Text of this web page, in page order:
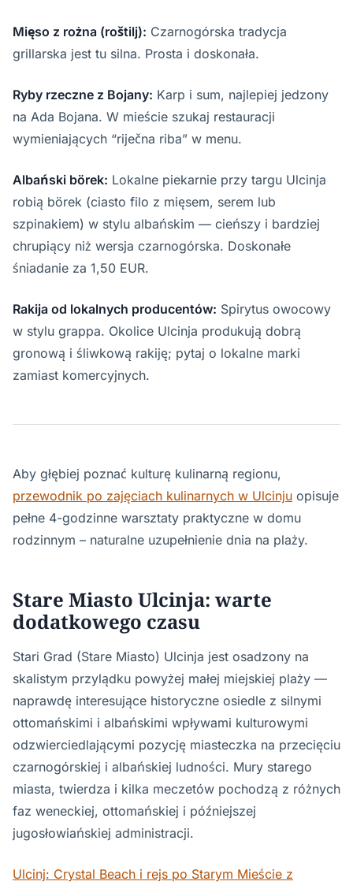
Mięso z rożna (roštilj): Czarnogórska tradycja
grillarska jest tu silna. Prosta i doskonała.
Ryby rzeczne z Bojany: Karp i sum, najlepiej jedzony
na Ada Bojana. W mieście szukaj restauracji
wymieniających “riječna riba” w menu.
Albański börek: Lokalne piekarnie przy targu Ulcinja
robią börek (ciasto filo z mięsem, serem lub
szpinakiem) w stylu albańskim — cieńszy i bardziej
chrupiący niż wersja czarnogórska. Doskonałe
śniadanie za 1,50 EUR.
Rakija od lokalnych producentów: Spirytus owocowy
w stylu grappa. Okolice Ulcinja produkują dobrą
gronową i śliwkową rakiję; pytaj o lokalne marki
zamiast komercyjnych.
Aby głębiej poznać kulturę kulinarną regionu,
przewodnik po zajęciach kulinarnych w Ulcinju opisuje
pełne 4-godzinne warsztaty praktyczne w domu
rodzinnym – naturalne uzupełnienie dnia na plaży.
Stare Miasto Ulcinja: warte
dodatkowego czasu
Stari Grad (Stare Miasto) Ulcinja jest osadzony na
skalistym przylądku powyżej małej miejskiej plaży —
naprawdę interesujące historyczne osiedle z silnymi
ottomańskimi i albańskimi wpływami kulturowymi
odzwierciedlającymi pozycję miasteczka na przecięciu
czarnogórskiej i albańskiej ludności. Mury starego
miasta, twierdza i kilka meczetów pochodzą z różnych
faz weneckiej, ottomańskiej i późniejszej
jugosłowiańskiej administracji.
Ulcinj: Crystal Beach i rejs po Starym Mieście z